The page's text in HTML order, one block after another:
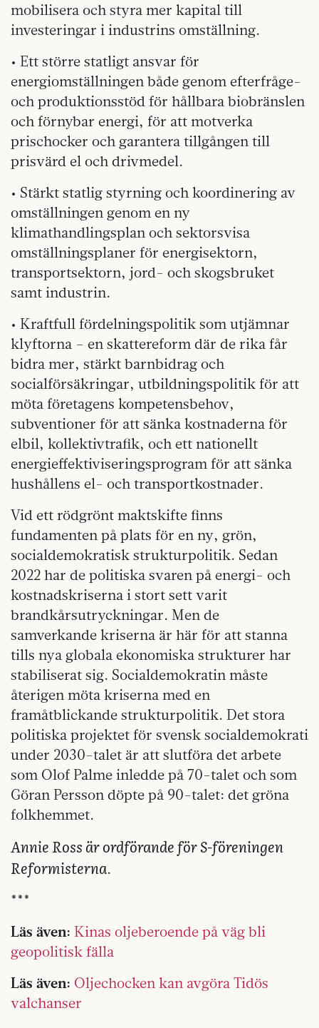
mobilisera och styra mer kapital till
investeringar i industrins omställning.
• Ett större statligt ansvar för
energiomställningen både genom efterfråge-
och produktionsstöd för hållbara biobränslen
och förnybar energi, för att motverka
prischocker och garantera tillgången till
prisvärd el och drivmedel.
• Stärkt statlig styrning och koordinering av
omställningen genom en ny
klimathandlingsplan och sektorsvisa
omställningsplaner för energisektorn,
transportsektorn, jord- och skogsbruket
samt industrin.
• Kraftfull fördelningspolitik som utjämnar
klyftorna – en skattereform där de rika får
bidra mer, stärkt barnbidrag och
socialförsäkringar, utbildningspolitik för att
möta företagens kompetensbehov,
subventioner för att sänka kostnaderna för
elbil, kollektivtrafik, och ett nationellt
energieffektiviseringsprogram för att sänka
hushållens el- och transportkostnader.
Vid ett rödgrönt maktskifte finns
fundamenten på plats för en ny, grön,
socialdemokratisk strukturpolitik. Sedan
2022 har de politiska svaren på energi- och
kostnadskriserna i stort sett varit
brandkårsutryckningar. Men de
samverkande kriserna är här för att stanna
tills nya globala ekonomiska strukturer har
stabiliserat sig. Socialdemokratin måste
återigen möta kriserna med en
framåtblickande strukturpolitik. Det stora
politiska projektet för svensk socialdemokrati
under 2030-talet är att slutföra det arbete
som Olof Palme inledde på 70-talet och som
Göran Persson döpte på 90-talet: det gröna
folkhemmet.
Annie Ross är ordförande för S-föreningen
Reformisterna.
***
Läs även: Kinas oljeberoende på väg bli
geopolitisk fälla
Läs även: Oljechocken kan avgöra Tidös
valchanser